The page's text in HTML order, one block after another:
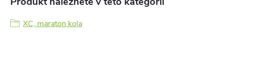
XC, maraton kola